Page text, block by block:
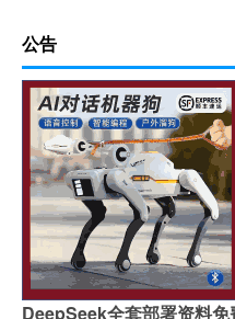
公告
DeepSeek全套部署资料免